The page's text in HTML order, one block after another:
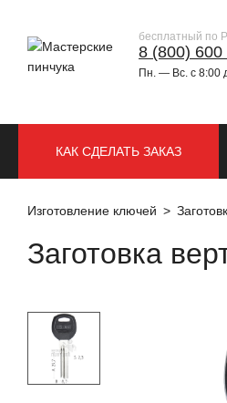
бесплатный по
8 (800) 600
Пн. — Вс. с 8:00
КАК СДЕЛАТЬ ЗАКАЗ
Изготовление ключей
Заготовка